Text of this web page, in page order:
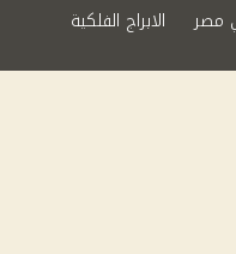
مصر
الابراج الفلكية